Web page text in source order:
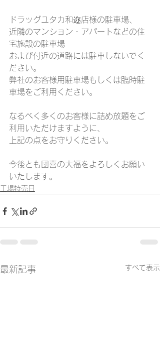
ドラッグユタカ和迩店様の駐車場、
近隣のマンション・アパートなどの住
宅施設の駐車場
および付近の道路には駐車しないでく
ださい。
弊社のお客様用駐車場もしくは臨時駐
車場をご利用ください。
なるべく多くのお客様に詰め放題をご
利用いただけますように、
上記の点をお守りください。
今後とも団喜の大福をよろしくお願い
いたします。
工場特売日
最新記事 すべて表示